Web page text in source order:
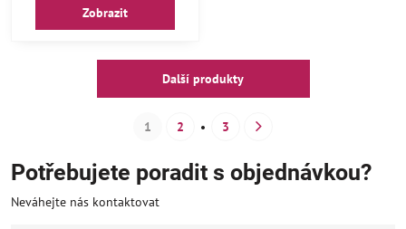
Zobrazit
Další produkty
1 2 3
Potřebujete poradit s objednávkou?
Neváhejte nás kontaktovat